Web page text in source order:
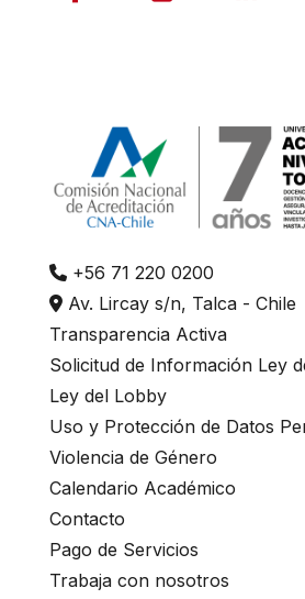
+56 71 220 0200
Av. Lircay s/n, Talca - Chile
Transparencia Activa
Solicitud de Información Ley
Ley del Lobby
Uso y Protección de Datos
Violencia de Género
Calendario Académico
Contacto
Pago de Servicios
Trabaja con nosotros